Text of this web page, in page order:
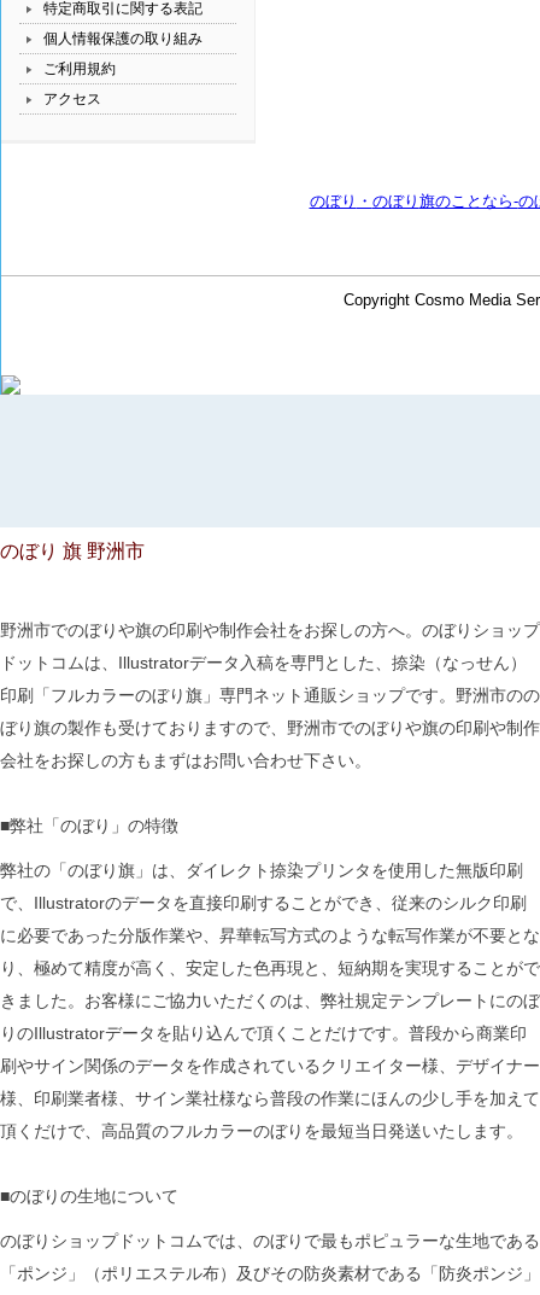
のぼり 旗 野洲市
野洲市でのぼりや旗の印刷や制作会社をお探しの方へ。のぼりショップ
ドットコムは、Illustratorデータ入稿を専門とした、捺染（なっせん）
印刷「フルカラーのぼり旗」専門ネット通販ショップです。野洲市のの
ぼり旗の製作も受けておりますので、野洲市でのぼりや旗の印刷や制作
会社をお探しの方もまずはお問い合わせ下さい。
■弊社「のぼり」の特徴
弊社の「のぼり旗」は、ダイレクト捺染プリンタを使用した無版印刷
で、Illustratorのデータを直接印刷することができ、従来のシルク印刷
に必要であった分版作業や、昇華転写方式のような転写作業が不要とな
り、極めて精度が高く、安定した色再現と、短納期を実現することがで
きました。お客様にご協力いただくのは、弊社規定テンプレートにのぼ
りのIllustratorデータを貼り込んで頂くことだけです。普段から商業印
刷やサイン関係のデータを作成されているクリエイター様、デザイナー
様、印刷業者様、サイン業社様なら普段の作業にほんの少し手を加えて
頂くだけで、高品質のフルカラーのぼりを最短当日発送いたします。
■のぼりの生地について
のぼりショップドットコムでは、のぼりで最もポピュラーな生地である
「ポンジ」（ポリエステル布）及びその防炎素材である「防炎ポンジ」